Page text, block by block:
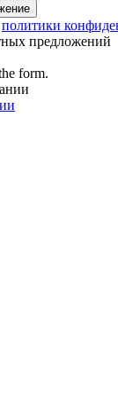
политики
предложений
form.